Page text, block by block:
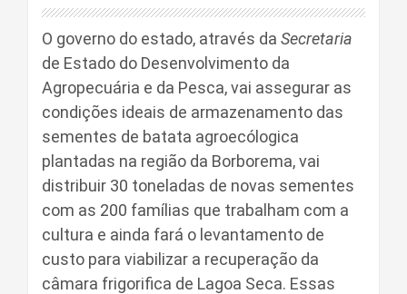
O governo do estado, através da Secretaria
de Estado do Desenvolvimento da
Agropecuária e da Pesca, vai assegurar as
condições ideais de armazenamento das
sementes de batata agroecólogica
plantadas na região da Borborema, vai
distribuir 30 toneladas de novas sementes
com as 200 famílias que trabalham com a
cultura e ainda fará o levantamento de
custo para viabilizar a recuperação da
câmara frigorifica de Lagoa Seca. Essas